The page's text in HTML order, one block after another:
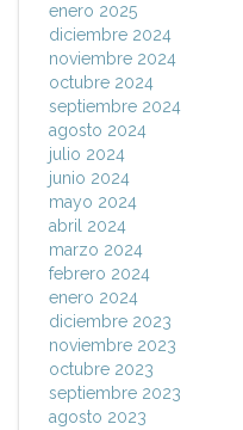
enero 2025
diciembre 2024
noviembre 2024
octubre 2024
septiembre 2024
agosto 2024
julio 2024
junio 2024
mayo 2024
abril 2024
marzo 2024
febrero 2024
enero 2024
diciembre 2023
noviembre 2023
octubre 2023
septiembre 2023
agosto 2023